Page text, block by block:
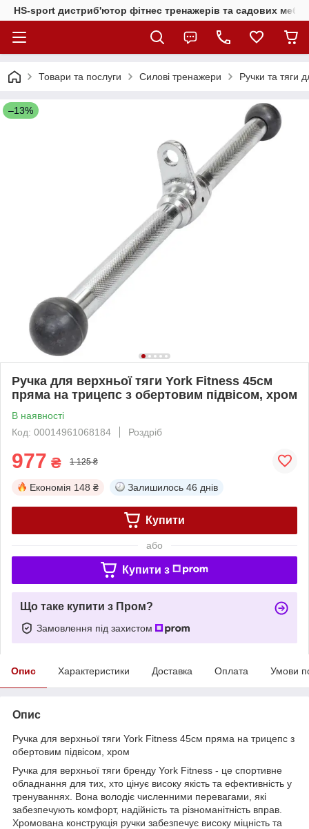
HS-sport дистриб'ютор фітнес тренажерів та садових
Товари та послуги Силові тренажери Ручки та тяги
–13%
Ручка для верхньої тяги York Fitness 45см
пряма на трицепс з обертовим підвісом, хром
В наявності
Код: 00014961068184
Роздріб
977 ₴ 1 125 ₴
Економія 148 ₴ Залишилось 46 днів
Купити
або
Купити з
Що таке купити з Пром?
Замовлення під захистом
Опис Характеристики Доставка Оплата Умови
Опис
Ручка для верхньої тяги York Fitness 45см пряма на трицепс з
обертовим підвісом, хром
Ручка для верхньої тяги бренду York Fitness - це спортивне
обладнання для тих, хто цінує високу якість та ефективність у
тренуваннях. Вона володіє численними перевагами, які
забезпечують комфорт, надійність та різноманітність вправ.
Хромована конструкція ручки забезпечує високу міцність та